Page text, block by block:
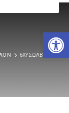
6ΧΥΣΩΛΒ-ΒΕ5